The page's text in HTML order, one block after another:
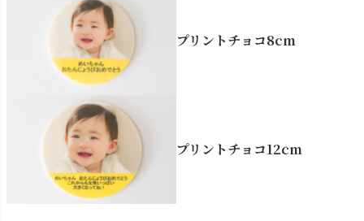
プリントチョコ8cm
プリントチョコ12cm